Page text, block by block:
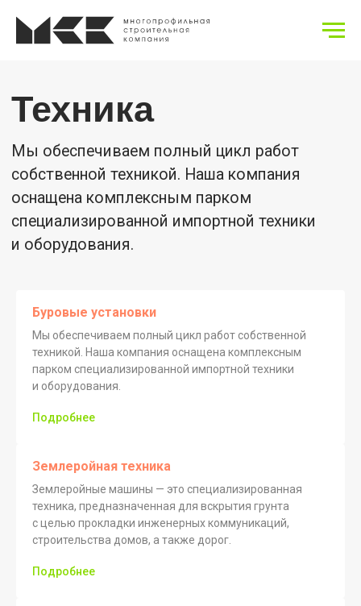
Мы обеспечиваем полный цикл работ
собственной техникой. Наша компания
оснащена комплексным парком
специализированной импортной техники
и оборудования.
Буровые установки
Мы обеспечиваем полный цикл работ собственной
техникой. Наша компания оснащена комплексным
парком специализированной импортной техники
и оборудования.
Подробнее
Землеройная техника
Землеройные машины — это специализированная
техника, предназначенная для вскрытия грунта
с целью прокладки инженерных коммуникаций,
строительства домов, а также дорог.
Подробнее